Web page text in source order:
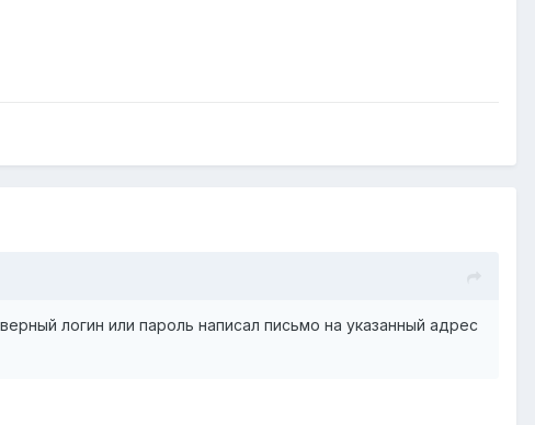
логин или пароль написал письмо на указанный адрес